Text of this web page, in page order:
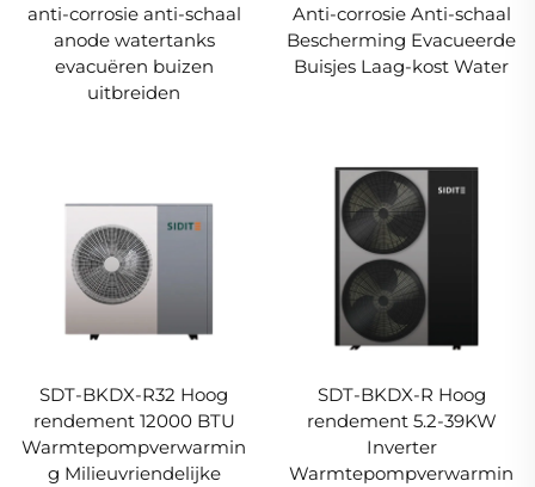
anti-corrosie anti-schaal
anode watertanks
evacuëren buizen
uitbreiden
Anti-corrosie Anti-schaal
Bescherming Evacueerde
Buisjes Laag-kost Water
SDT-BKDX-R32 Hoog
rendement 12000 BTU
Warmtepompverwarmin
g Milieuvriendelijke
SDT-BKDX-R Hoog
rendement 5.2-39KW
Inverter
Warmtepompverwarmin